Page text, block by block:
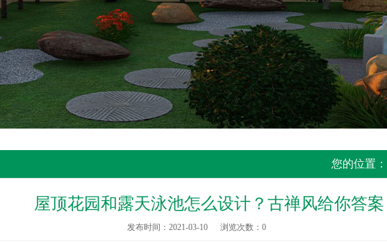
您的位置：
屋顶花园和露天泳池怎么设计？古禅风给你答案
发布时间：2021-03-10 浏览次数： 0